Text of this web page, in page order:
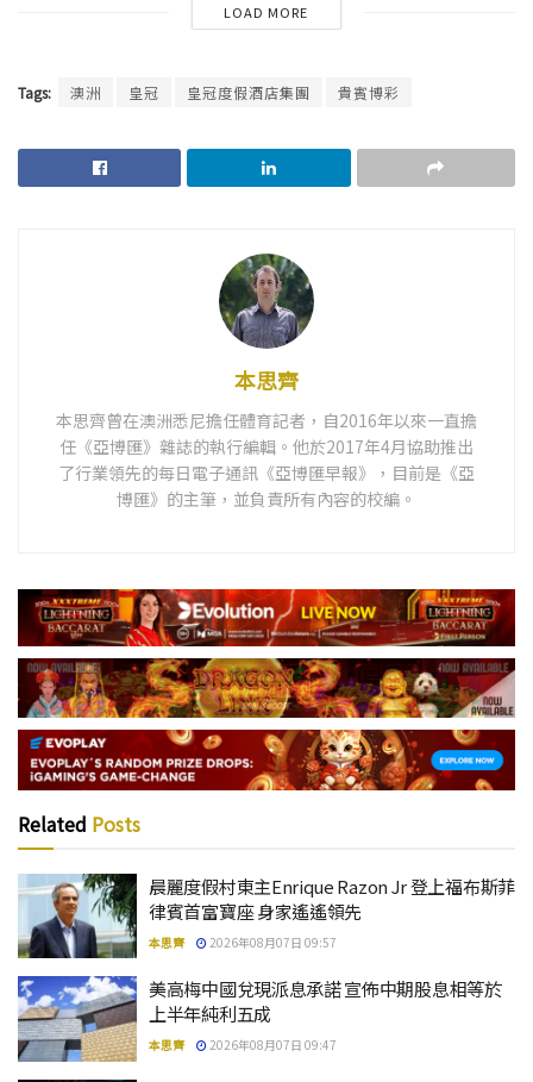
LOAD MORE
Tags: 澳洲 皇冠 皇冠度假酒店集團 貴賓博彩
本思齊
本思齊曾在澳洲悉尼擔任體育記者，自2016年以來一直擔
任《亞博匯》雜誌的執行編輯。他於2017年4月協助推出
了行業領先的每日電子通訊《亞博匯早報》，目前是《亞
博匯》的主筆，並負責所有內容的校編。
Related Posts
晨麗度假村東主Enrique Razon Jr 登上福布斯菲
律賓首富寶座 身家遙遙領先
本思齊 2026年08月07日 09:57
美高梅中國兌現派息承諾 宣佈中期股息相等於
上半年純利五成
本思齊 2026年08月07日 09:47